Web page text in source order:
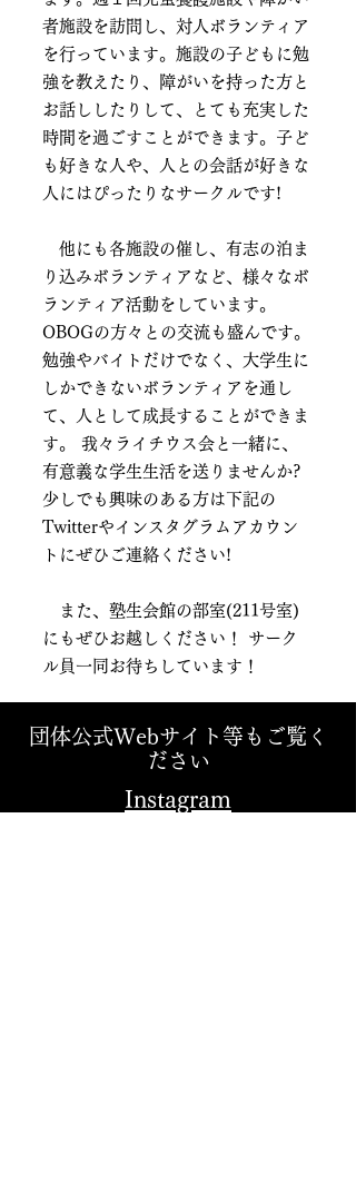
者施設を訪問し、対人ボランティア
を行っています。施設の子どもに勉
強を教えたり、障がいを持った方と
お話ししたりして、とても充実した
時間を過ごすことができます。子ど
も好きな人や、人との会話が好きな
人にはぴったりなサークルです!
他にも各施設の催し、有志の泊ま
り込みボランティアなど、様々なボ
ランティア活動をしています。
OBOGの方々との交流も盛んです。
勉強やバイトだけでなく、大学生に
しかできないボランティアを通し
て、人として成長することができま
す。 我々ライチウス会と一緒に、
有意義な学生生活を送りませんか?
少しでも興味のある方は下記の
Twitterやインスタグラムアカウン
トにぜひご連絡ください!
また、塾生会館の部室(211号室)
にもぜひお越しください！ サーク
ル員一同お待ちしています！
団体公式Webサイト等もご覧く
ださい
Instagram